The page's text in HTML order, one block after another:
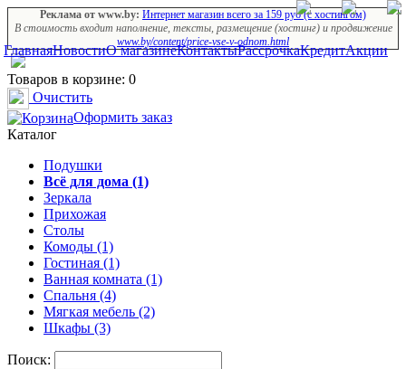
Реклама от www.by: Интернет магазин всего за 159 руб (с хостингом)
В стоимость входит наполнение, тексты, размещение (хостинг) и продвижение
www.by/content/price-vse-v-odnom.html
ГлавнаяНовостиО магазинеКонтактыРассрочкаКредитАкции
Товаров в корзине: 0
Очистить
Оформить заказ
Каталог
Подушки
Всё для дома (1)
Зеркала
Прихожая
Столы
Комоды (1)
Гостиная (1)
Ванная комната (1)
Спальня (4)
Мягкая мебель (2)
Шкафы (3)
Поиск: